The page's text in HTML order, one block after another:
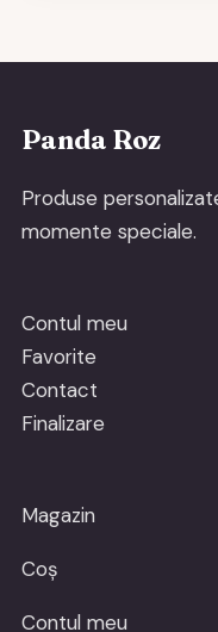
Panda Roz
Produse
momente speciale.
Contul meu
Favorite
Contact
Finalizare
Magazin
Coș
Contul meu